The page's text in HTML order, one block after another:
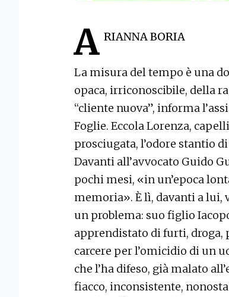
A RIANNA BORIA
La misura del tempo è una
opaca, irriconoscibile, della
“cliente nuova”, informa
Foglie. Eccola Lorenza,
prosciugata, l’odore stantio
Davanti all’avvocato Guido
pochi mesi, «in un’epoca
memoria». È lì, davanti a lui,
un problema: suo figlio
apprendistato di furti, droga,
carcere per l’omicidio di un
che l’ha difeso, già malato
fiacco, inconsistente,